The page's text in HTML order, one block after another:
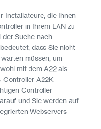
Installateure, die Ihnen
in Ihrem LAN zu
der Suche nach
dass Sie nicht
müssen, um
mit dem A22 als
Controller A22K
Controller
und Sie werden auf
Webservers